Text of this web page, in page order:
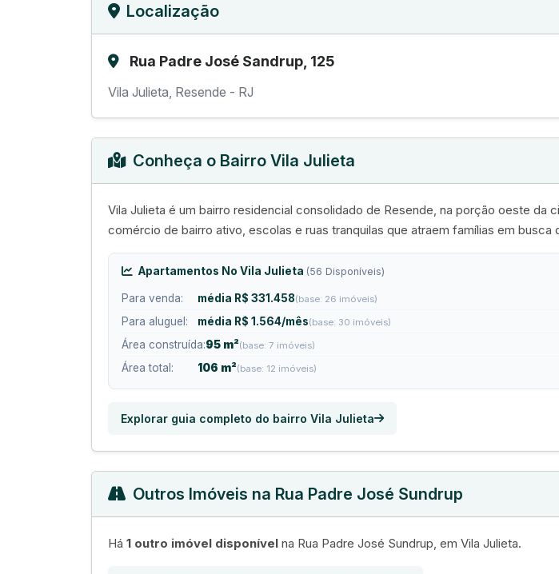
Localização
Rua Padre José Sandrup, 125
Vila Julieta, Resende - RJ
Conheça o Bairro Vila Julieta
Vila Julieta é um bairro residencial consolidado de Resende, na porção oeste da
comércio de bairro ativo, escolas e ruas tranquilas que atraem famílias em busca
Apartamentos No Vila Julieta (56 Disponíveis)
Para venda: média R$ 331.458(base: 26 imóveis)
Para aluguel: média R$ 1.564/mês(base: 30 imóveis)
Área construída:95 m²(base: 7 imóveis)
Área total: 106 m²(base: 12 imóveis)
Explorar guia completo do bairro Vila Julieta
Outros Imóveis na Rua Padre José Sundrup
Há 1 outro imóvel disponível na Rua Padre José Sundrup, em Vila Julieta.